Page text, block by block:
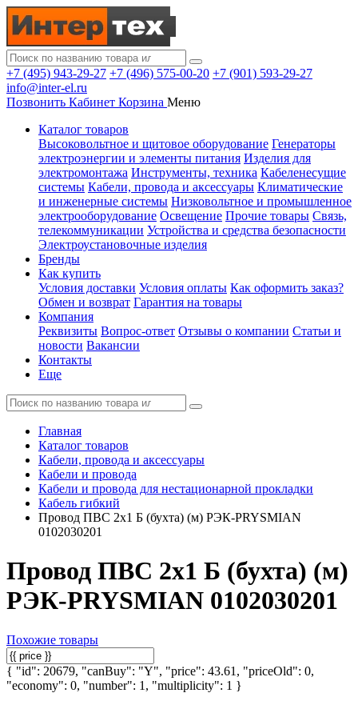
+7 (495) 943-29-27 +7 (496) 575-00-20 +7 (901) 593-29-27
info@inter-el.ru
Позвонить Кабинет Корзина Меню
Каталог товаров
Высоковольтное и щитовое оборудование Генераторы
электроэнергии и элементы питания Изделия для
электромонтажа Инструменты, техника Кабеленесущие
системы Кабели, провода и аксессуары Климатические
и инженерные системы Низковольтное и промышленное
электрооборудование Освещение Прочие товары Связь,
телекоммуникации Устройства и средства безопасности
Электроустановочные изделия
Бренды
Как купить
Условия доставки Условия оплаты Как оформить заказ?
Обмен и возврат Гарантия на товары
Компания
Реквизиты Вопрос-ответ Отзывы о компании Статьи и
новости Вакансии
Контакты
Еще
Главная
Каталог товаров
Кабели, провода и аксессуары
Кабели и провода
Кабели и провода для нестационарной прокладки
Кабель гибкий
Провод ПВС 2х1 Б (бухта) (м) РЭК-PRYSMIAN
0102030201
Провод ПВС 2х1 Б (бухта) (м)
РЭК-PRYSMIAN 0102030201
Похожие товары
{ "id": 20679, "canBuy": "Y", "price": 43.61, "priceOld": 0,
"economy": 0, "number": 1, "multiplicity": 1 }